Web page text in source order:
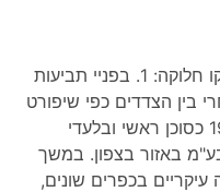
דוגמא לפסק דין בנושא סכסוך על קו חלוקה: 1. בפניי תביעות
בין הצדדים כפי שיפורט
להלן. התובע משמש מאז שנת 1963 כסוכן ראשי ובלעדי
למוצרי גלידה של חברת שטראוס בע"מ באזור בצפון. במשך
בכפרים שונים,